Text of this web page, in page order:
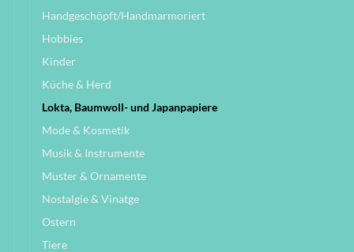
Handgeschöpft/Handmarmoriert
Hobbies
Kinder
Küche & Herd
Lokta, Baumwoll- und Japanpapiere
Mode & Kosmetik
Musik & Instrumente
Muster & Ornamente
Nostalgie & Vinatge
Ostern
Tiere